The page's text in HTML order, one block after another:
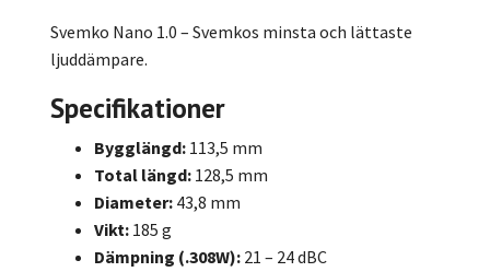
Svemko Nano 1.0 – Svemkos minsta och lättaste
ljuddämpare.
Specifikationer
Bygglängd: 113,5 mm
Total längd: 128,5 mm
Diameter: 43,8 mm
Vikt: 185 g
Dämpning (.308W): 21 – 24 dBC